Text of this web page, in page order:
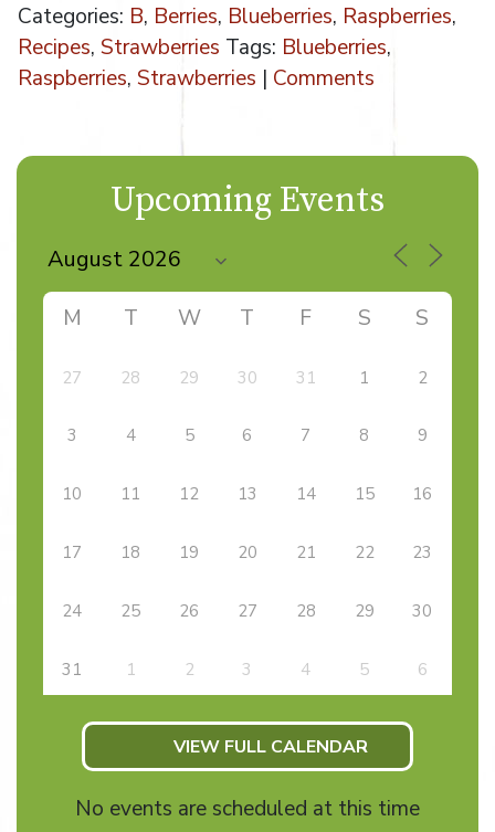
Categories: B, Berries, Blueberries, Raspberries,
Recipes, Strawberries Tags: Blueberries,
Raspberries, Strawberries | Comments
Upcoming Events
M T W T F S S
27 28 29 30 31 1 2
3 4 5 6 7 8 9
10 11 12 13 14 15 16
17 18 19 20 21 22 23
24 25 26 27 28 29 30
31 1 2 3 4 5 6
VIEW FULL CALENDAR
No events are scheduled at this time